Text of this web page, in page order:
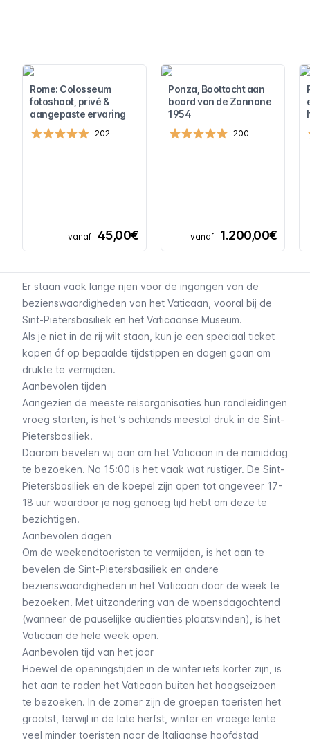
Rome: Colosseum
fotoshoot, privé &
aangepaste ervaring
202
vanaf 45,00€
Ponza, Boottocht aan
boord van de Zannone
1954
200
vanaf 1.200,00€
Er staan vaak lange rijen voor de ingangen van de
bezienswaardigheden van het Vaticaan, vooral bij de
Sint-Pietersbasiliek en het Vaticaanse Museum.
Als je niet in de rij wilt staan, kun je een speciaal ticket
kopen óf op bepaalde tijdstippen en dagen gaan om
drukte te vermijden.
Aanbevolen tijden
Aangezien de meeste reisorganisaties hun rondleidingen
vroeg starten, is het ’s ochtends meestal druk in de Sint-
Pietersbasiliek.
Daarom bevelen wij aan om het Vaticaan in de namiddag
te bezoeken. Na 15:00 is het vaak wat rustiger. De Sint-
Pietersbasiliek en de koepel zijn open tot ongeveer 17-
18 uur waardoor je nog genoeg tijd hebt om deze te
bezichtigen.
Aanbevolen dagen
Om de weekendtoeristen te vermijden, is het aan te
bevelen de Sint-Pietersbasiliek en andere
bezienswaardigheden in het Vaticaan door de week te
bezoeken. Met uitzondering van de woensdagochtend
(wanneer de pauselijke audiënties plaatsvinden), is het
Vaticaan de hele week open.
Aanbevolen tijd van het jaar
Hoewel de openingstijden in de winter iets korter zijn, is
het aan te raden het Vaticaan buiten het hoogseizoen
te bezoeken. In de zomer zijn de groepen toeristen het
grootst, terwijl in de late herfst, winter en vroege lente
veel minder toeristen naar de Italiaanse hoofdstad